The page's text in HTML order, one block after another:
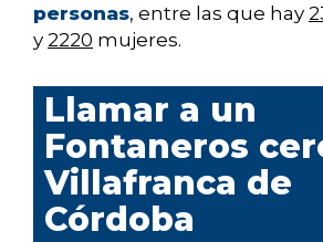
personas, entre las que hay
y 2220 mujeres.
Llamar a un
Fontaneros
Villafranca de
Córdoba